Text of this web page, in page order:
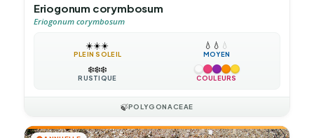
Eriogonum corymbosum
Eriogonum corymbosum
☀️☀️☀️
PLEIN SOLEIL
💧 💧 💧
MOYEN
❄️❄️❄️
RUSTIQUE COULEURS
🍃POLYGONACEAE